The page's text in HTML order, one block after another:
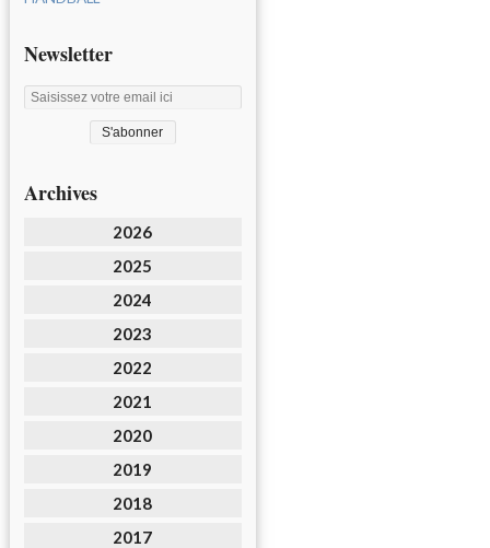
Newsletter
Archives
2026
2025
2024
2023
2022
2021
2020
2019
2018
2017